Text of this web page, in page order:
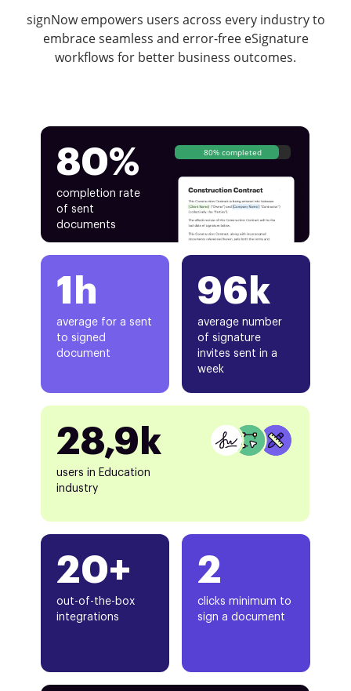
signNow empowers users across every industry to
embrace seamless and error-free eSignature
workflows for better business outcomes.
80%
completion rate
of sent
documents
80% completed
1h
average for a sent
to signed
document
20+
out-of-the-box
integrations
96k
average number
of signature
invites sent in a
week
28,9k
users in Education
industry
2
clicks minimum to
sign a document